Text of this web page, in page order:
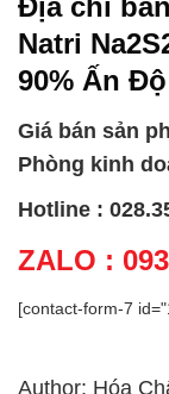
Natri
90% Ấn
Giá bán sản
Phòng kinh
Hotline :
ZALO :
[contact-form-7
Author: Hóa